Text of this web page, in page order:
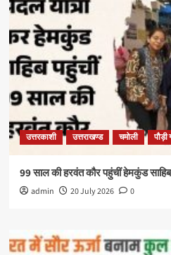
उत्तरकाशी उत्तराखण्ड चमोली पौड़ी
99 साल की हरवंत कौर पहुंचीं हेमकुंड
admin 20 July 2026 0